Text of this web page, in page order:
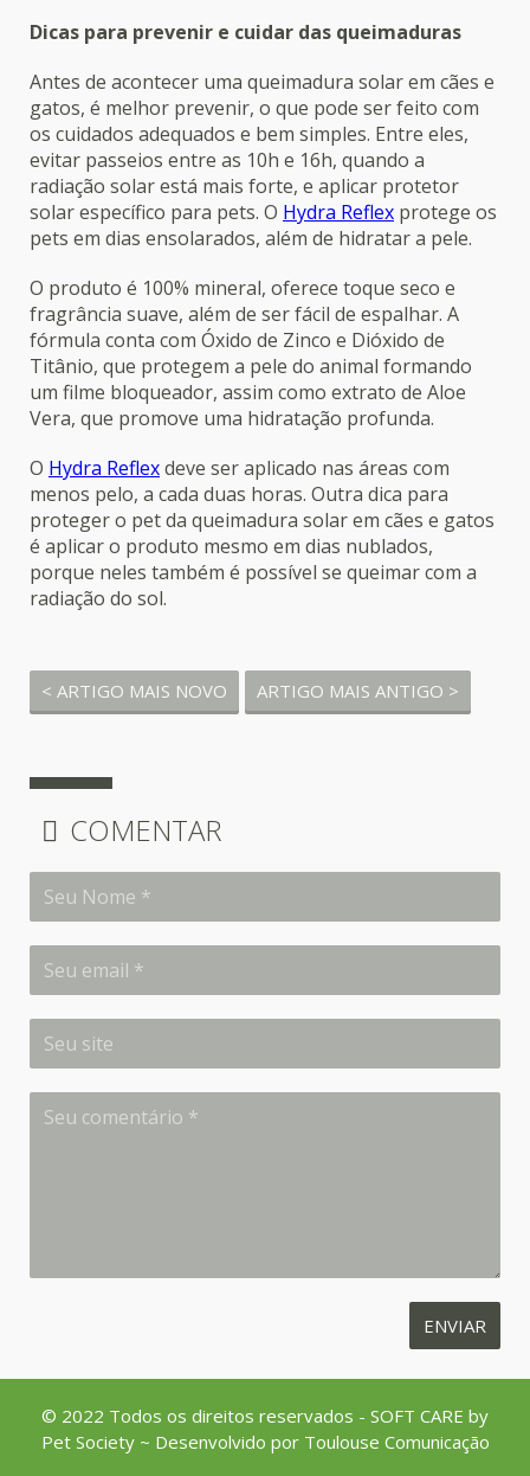
Dicas para prevenir e cuidar das queimaduras
Antes de acontecer uma queimadura solar em cães e
gatos, é melhor prevenir, o que pode ser feito com
os cuidados adequados e bem simples. Entre eles,
evitar passeios entre as 10h e 16h, quando a
radiação solar está mais forte, e aplicar protetor
solar específico para pets. O Hydra Reflex protege os
pets em dias ensolarados, além de hidratar a pele.
O produto é 100% mineral, oferece toque seco e
fragrância suave, além de ser fácil de espalhar. A
fórmula conta com Óxido de Zinco e Dióxido de
Titânio, que protegem a pele do animal formando
um filme bloqueador, assim como extrato de Aloe
Vera, que promove uma hidratação profunda.
O Hydra Reflexdeve ser aplicado nas áreas com
menos pelo, a cada duas horas. Outra dica para
proteger o pet da queimadura solar em cães e gatos
é aplicar o produto mesmo em dias nublados,
porque neles também é possível se queimar com a
radiação do sol.
< ARTIGO MAIS NOVO ARTIGO MAIS ANTIGO >
COMENTAR
© 2022 Todos os direitos reservados - SOFT CARE by
Pet Society ~ Desenvolvido por Toulouse Comunicação